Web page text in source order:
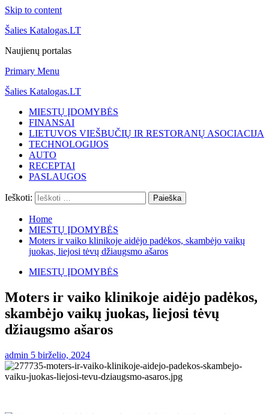
Skip to content
Šalies Katalogas.LT
Naujienų portalas
Primary Menu
Šalies Katalogas.LT
MIESTŲ ĮDOMYBĖS
FINANSAI
LIETUVOS VIEŠBUČIŲ IR RESTORANŲ ASOCIACIJA
TECHNOLOGIJOS
AUTO
RECEPTAI
PASLAUGOS
Ieškoti:
Home
MIESTŲ ĮDOMYBĖS
Moters ir vaiko klinikoje aidėjo padėkos, skambėjo vaikų
juokas, liejosi tėvų džiaugsmo ašaros
MIESTŲ ĮDOMYBĖS
Moters ir vaiko klinikoje aidėjo padėkos,
skambėjo vaikų juokas, liejosi tėvų
džiaugsmo ašaros
admin 5 birželio, 2024